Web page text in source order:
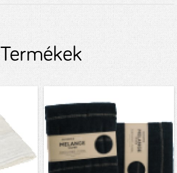
Termékek